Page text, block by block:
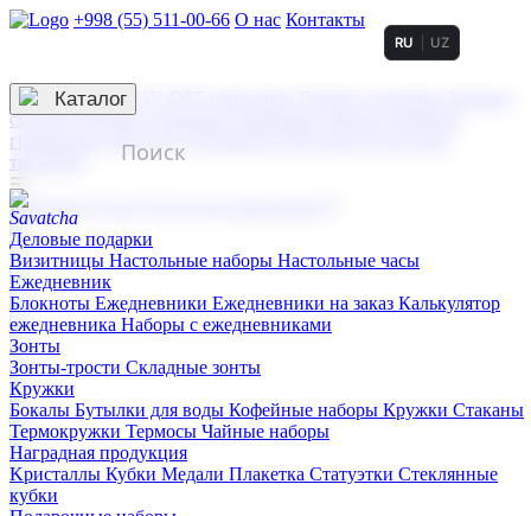
+998 (55) 511-00-66 О нас Контакты
3D гравировка
смолой (Doming)
гравировка твердая
тиснение
RU UZ
☰
Контакты
Каталог
Деловые подарки
Визитницы Настольные наборы Настольные часы
Ежедневник
Блокноты Ежедневники Ежедневники на заказ Калькулятор
ежедневника Наборы с ежедневниками
Зонты
Зонты-трости Складные зонты
Кружки
Бокалы Бутылки для воды Кофейные наборы Кружки Стаканы
Термокружки Термосы Чайные наборы
Наградная продукция
Kристаллы Кубки Медали Плакетка Статуэтки Стеклянные
кубки